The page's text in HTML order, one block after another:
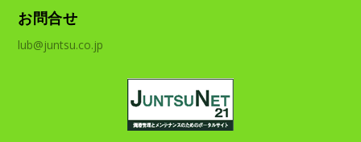
お問合せ
lub@juntsu.co.jp